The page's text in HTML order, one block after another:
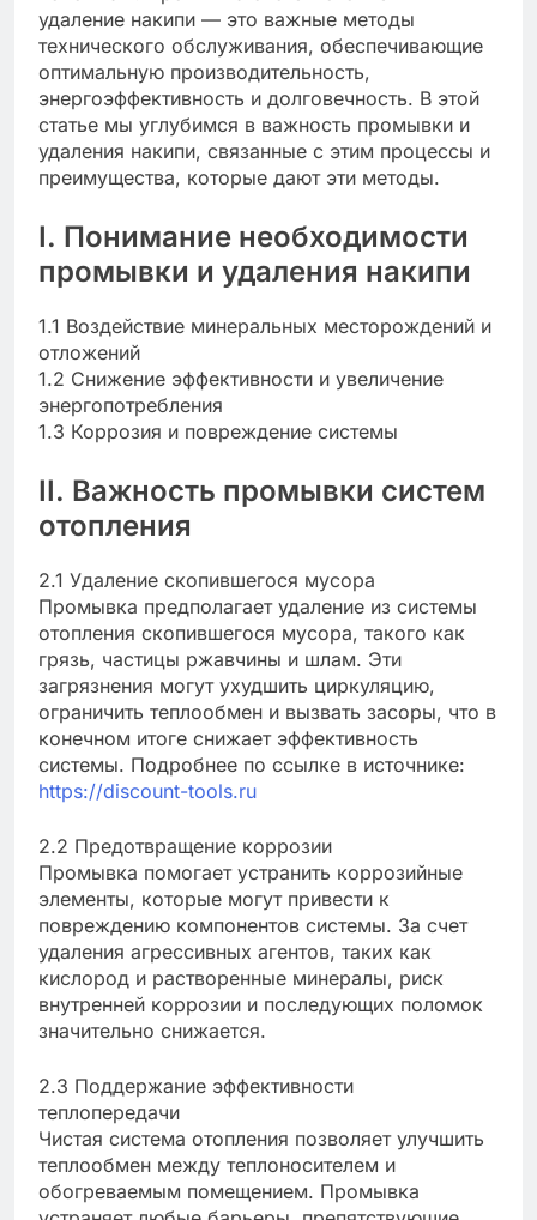
удаление накипи — это важные методы
технического обслуживания, обеспечивающие
оптимальную производительность,
энергоэффективность и долговечность. В этой
статье мы углубимся в важность промывки и
удаления накипи, связанные с этим процессы и
преимущества, которые дают эти методы.
I. Понимание необходимости
промывки и удаления накипи
1.1 Воздействие минеральных месторождений и
отложений
1.2 Снижение эффективности и увеличение
энергопотребления
1.3 Коррозия и повреждение системы
II. Важность промывки систем
отопления
2.1 Удаление скопившегося мусора
Промывка предполагает удаление из системы
отопления скопившегося мусора, такого как
грязь, частицы ржавчины и шлам. Эти
загрязнения могут ухудшить циркуляцию,
ограничить теплообмен и вызвать засоры, что в
конечном итоге снижает эффективность
системы. Подробнее по ссылке в источнике:
https://discount-tools.ru
2.2 Предотвращение коррозии
Промывка помогает устранить коррозийные
элементы, которые могут привести к
повреждению компонентов системы. За счет
удаления агрессивных агентов, таких как
кислород и растворенные минералы, риск
внутренней коррозии и последующих поломок
значительно снижается.
2.3 Поддержание эффективности
теплопередачи
Чистая система отопления позволяет улучшить
теплообмен между теплоносителем и
обогреваемым помещением. Промывка